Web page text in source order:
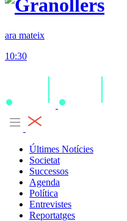
ara mateix
10:30
Últimes Notícies
Societat
Successos
Agenda
Política
Entrevistes
Reportatges